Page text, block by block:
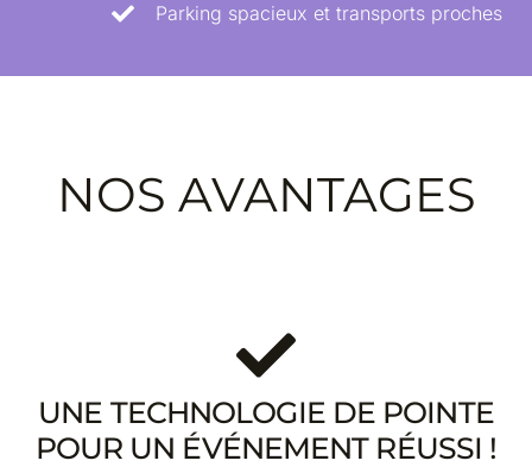
Parking spacieux et transports proches
NOS AVANTAGES
UNE TECHNOLOGIE DE POINTE
POUR UN ÉVÉNEMENT RÉUSSI !